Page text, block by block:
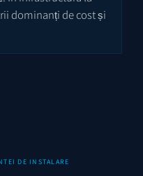
dominanți de cost și
DE INSTALARE